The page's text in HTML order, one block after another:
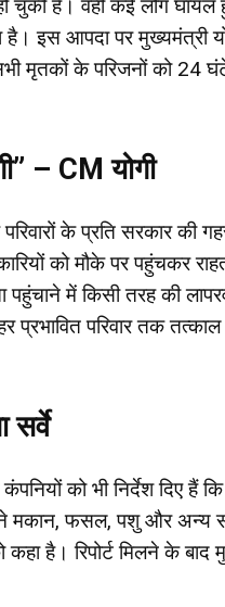
चुकी है। वहीं कई लोग घायल
इस आपदा पर मुख्यमंत्री
मृतकों के परिजनों को 24
– CM योगी
के प्रति सरकार की
को मौके पर पहुंचकर
में किसी तरह की
प्रभावित परिवार तक
को भी निर्देश दिए हैं
फसल, पशु और अन्य
है। रिपोर्ट मिलने के